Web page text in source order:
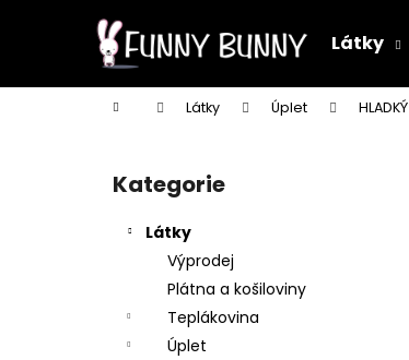
Látky
Domů Látky Úplet HLADKÝ
Přeskočit
kategorie
Kategorie
Látky
Výprodej
Plátna a košiloviny
Teplákovina
Úplet
í
Zpět
do
Zpět
do